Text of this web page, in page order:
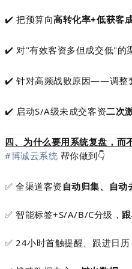
✔️ 把预算向高转化率+低获客
✔️ 对"有效客资多但成交低"
✔️ 针对高频战败原因——调整
✔️ 启动S/A级未成交客资二次
四、为什么要用系统复盘，而
#博诚云系统 帮你做到👇
✅ 全渠道客资 自动归集、自动
✅ 智能标签+S/A/B/C分级，
✅ 24小时首触提醒、跟进日历